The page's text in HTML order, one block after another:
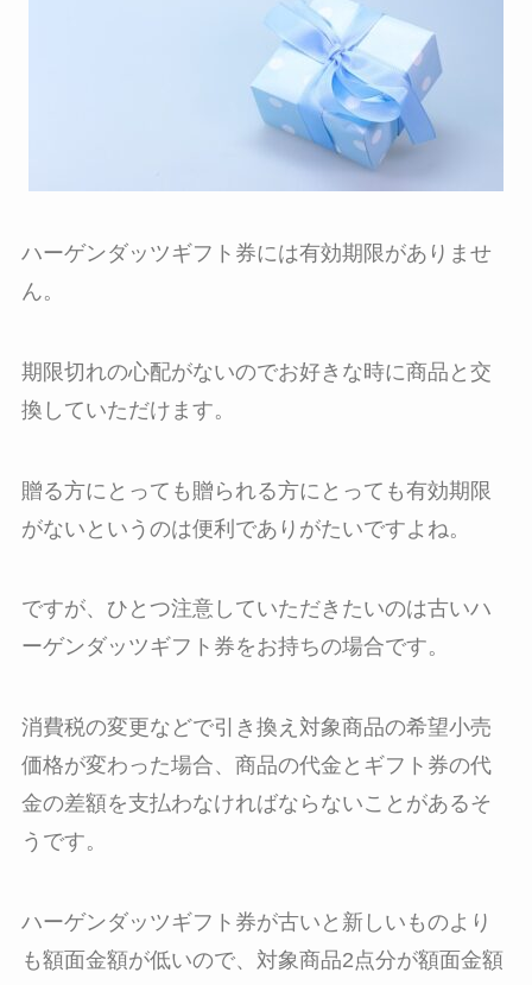
ハーゲンダッツギフト券には有効期限がありませ
ん。
期限切れの心配がないのでお好きな時に商品と交
換していただけます。
贈る方にとっても贈られる方にとっても有効期限
がないというのは便利でありがたいですよね。
ですが、ひとつ注意していただきたいのは古いハ
ーゲンダッツギフト券をお持ちの場合です。
消費税の変更などで引き換え対象商品の希望小売
価格が変わった場合、商品の代金とギフト券の代
金の差額を支払わなければならないことがあるそ
うです。
ハーゲンダッツギフト券が古いと新しいものより
も額面金額が低いので、対象商品2点分が額面金額